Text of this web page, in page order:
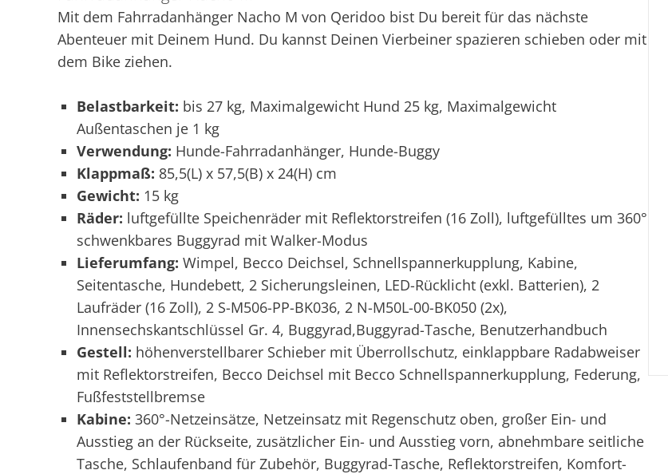
Mit dem Fahrradanhänger Nacho M von Qeridoo bist Du bereit für das nächste
Abenteuer mit Deinem Hund. Du kannst Deinen Vierbeiner spazieren schieben oder mit
dem Bike ziehen.
Belastbarkeit: bis 27 kg, Maximalgewicht Hund 25 kg, Maximalgewicht
Außentaschen je 1 kg
Verwendung: Hunde-Fahrradanhänger, Hunde-Buggy
Klappmaß: 85,5(L) x 57,5(B) x 24(H) cm
Gewicht: 15 kg
Räder: luftgefüllte Speichenräder mit Reflektorstreifen (16 Zoll), luftgefülltes um 360°
schwenkbares Buggyrad mit Walker-Modus
Lieferumfang: Wimpel, Becco Deichsel, Schnellspannerkupplung, Kabine,
Seitentasche, Hundebett, 2 Sicherungsleinen, LED-Rücklicht (exkl. Batterien), 2
Laufräder (16 Zoll), 2 S-M506-PP-BK036, 2 N-M50L-00-BK050 (2x),
Innensechskantschlüssel Gr. 4, Buggyrad,Buggyrad-Tasche, Benutzerhandbuch
Gestell: höhenverstellbarer Schieber mit Überrollschutz, einklappbare Radabweiser
mit Reflektorstreifen, Becco Deichsel mit Becco Schnellspannerkupplung, Federung,
Fußfeststellbremse
Kabine: 360°-Netzeinsätze, Netzeinsatz mit Regenschutz oben, großer Ein- und
Ausstieg an der Rückseite, zusätzlicher Ein- und Ausstieg vorn, abnehmbare seitliche
Tasche, Schlaufenband für Zubehör, Buggyrad-Tasche, Reflektorstreifen, Komfort-